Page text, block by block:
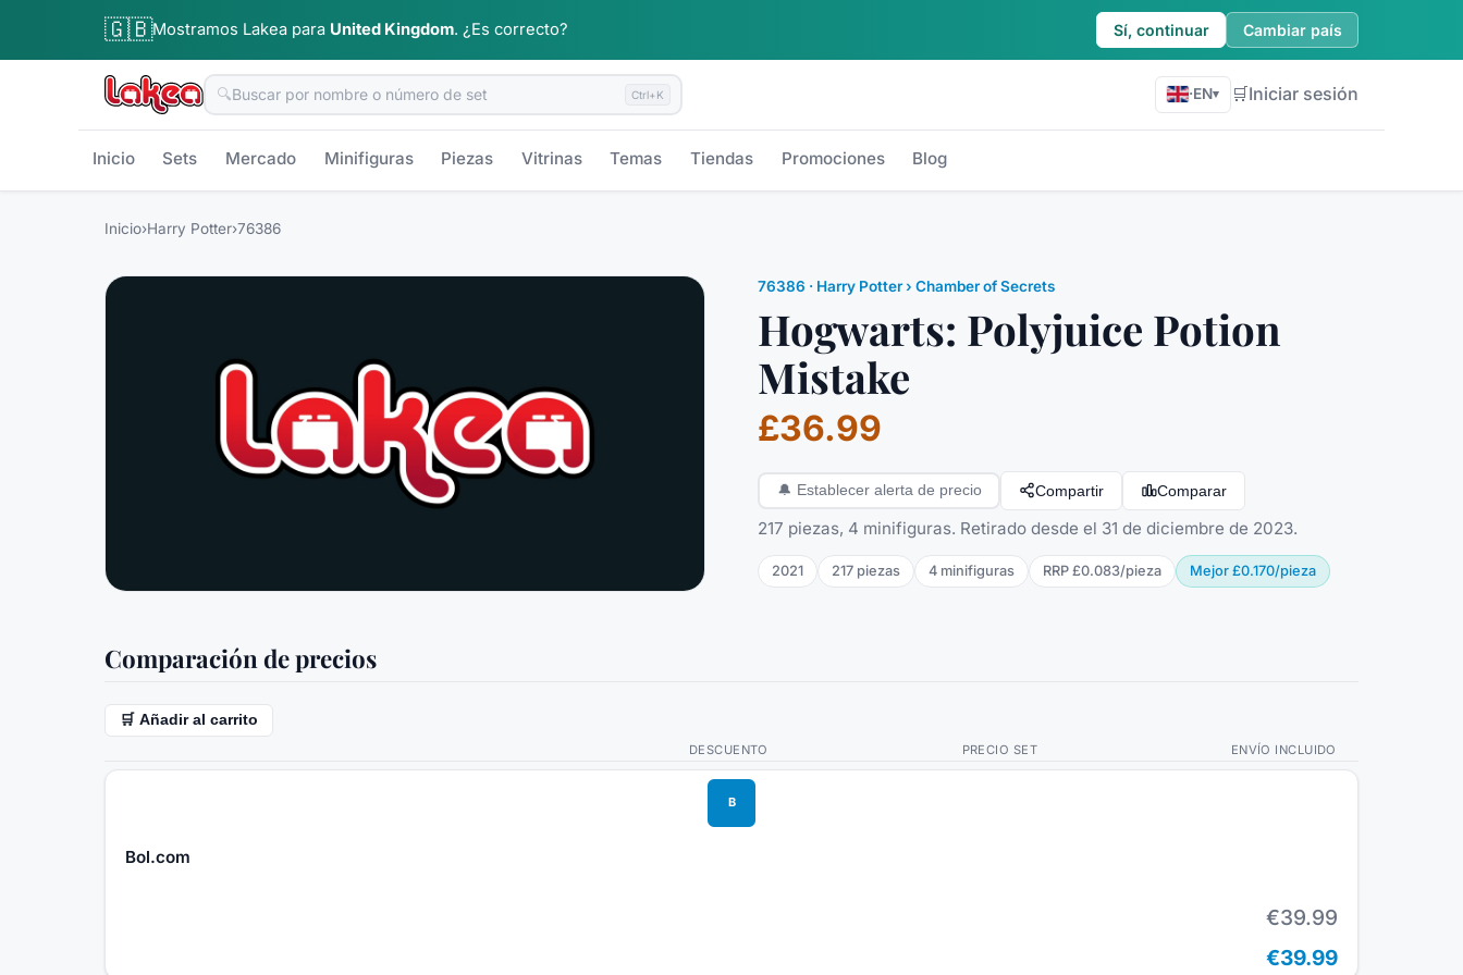
🇬🇧Mostramos Lakea para United Kingdom. ¿Es correcto? Sí, continuar Cambiar país
🔍 Ctrl+K ·EN▾ 🛒Iniciar sesión
Inicio Sets Mercado Minifiguras Piezas Vitrinas Temas Tiendas Promociones Blog
Inicio›Harry Potter›76386
76386 · Harry Potter› Chamber of Secrets
Hogwarts: Polyjuice Potion
Mistake
£36.99
🔔 Establecer alerta de precio Compartir Comparar
217 piezas, 4 minifiguras. Retirado desde el 31 de diciembre de 2023.
2021 217 piezas 4 minifiguras RRP £0.083/pieza Mejor £0.170/pieza
Comparación de precios
🛒 Añadir al carrito
DESCUENTO PRECIO SET ENVÍO INCLUIDO
B
Bol.com
€39.99
€39.99